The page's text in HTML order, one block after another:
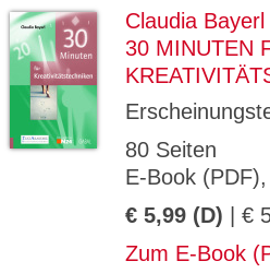
Claudia Bayerl
30 MINUTEN
80 Seiten
E-Book
€ 5,99 (D) | €
Zum E-Book